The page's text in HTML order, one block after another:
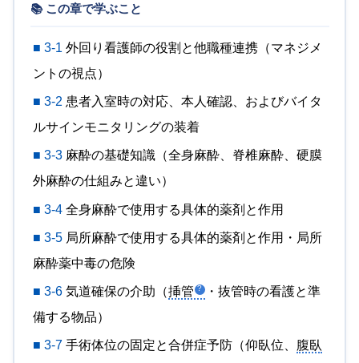
📚 この章で学ぶこと
■ 3-1 外回り看護師の役割と他職種連携（マネジメ
ントの視点）
■ 3-2 患者入室時の対応、本人確認、およびバイタ
ルサインモニタリングの装着
■ 3-3麻酔の基礎知識（全身麻酔、脊椎麻酔、硬膜
外麻酔の仕組みと違い）
■ 3-4全身麻酔で使用する具体的薬剤と作用
■ 3-5局所麻酔で使用する具体的薬剤と作用・局所
麻酔薬中毒の危険
■ 3-6気道確保の介助（挿管
・抜管時の看護と準
備する物品）
■ 3-7手術体位の固定と合併症予防（仰臥位、 腹臥